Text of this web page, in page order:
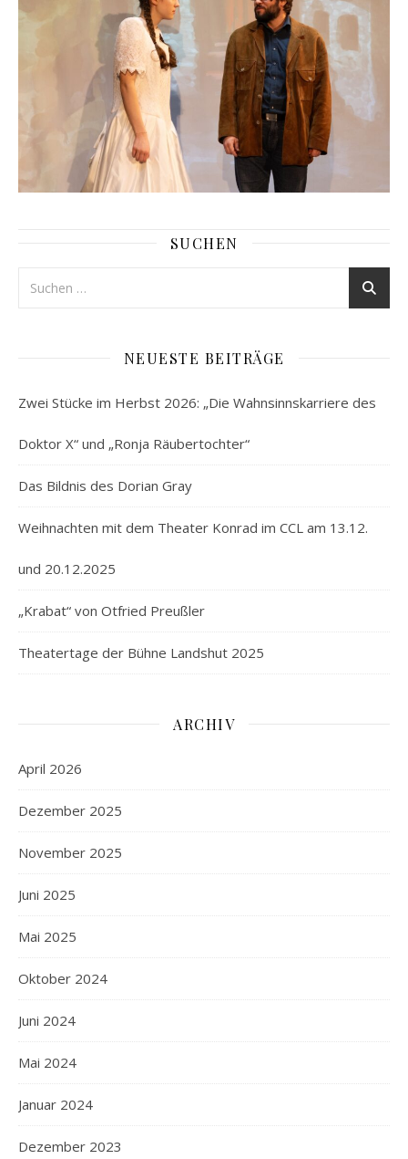
SUCHEN
NEUESTE BEITRÄGE
Zwei Stücke im Herbst 2026: „Die Wahnsinnskarriere des
Doktor X“ und „Ronja Räubertochter“
Das Bildnis des Dorian Gray
Weihnachten mit dem Theater Konrad im CCL am 13.12.
und 20.12.2025
„Krabat“ von Otfried Preußler
Theatertage der Bühne Landshut 2025
ARCHIV
April 2026
Dezember 2025
November 2025
Juni 2025
Mai 2025
Oktober 2024
Juni 2024
Mai 2024
Januar 2024
Dezember 2023